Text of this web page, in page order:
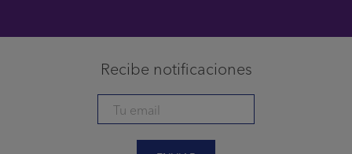
Recibe notificaciones